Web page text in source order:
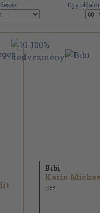
Egy
Bibi
1958